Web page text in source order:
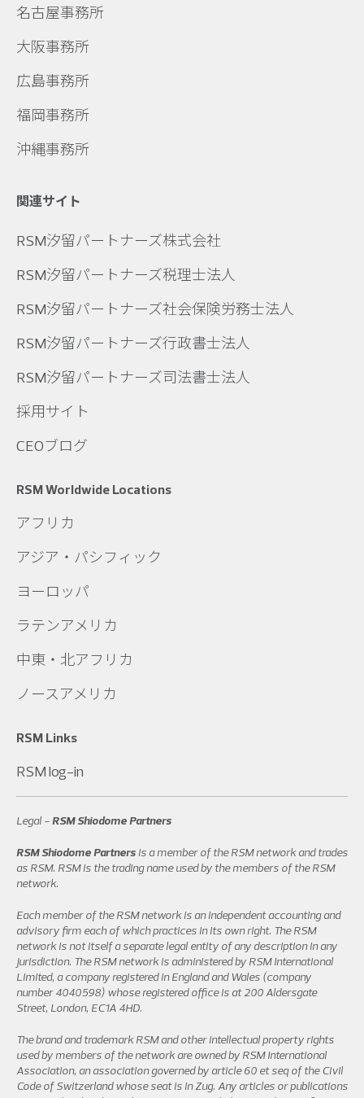
名古屋事務所
大阪事務所
広島事務所
福岡事務所
沖縄事務所
関連サイト
RSM汐留パートナーズ株式会社
RSM汐留パートナーズ税理士法人
RSM汐留パートナーズ社会保険労務士法人
RSM汐留パートナーズ行政書士法人
RSM汐留パートナーズ司法書士法人
採用サイト
CEOブログ
RSM Worldwide Locations
アフリカ
アジア・パシフィック
ヨーロッパ
ラテンアメリカ
中東・北アフリカ
ノースアメリカ
RSM Links
RSM log-in
Legal -RSM Shiodome Partners
RSM Shiodome Partners is a member of the RSM network and trades
as RSM. RSM is the trading name used by the members of the RSM
network.
Each member of the RSM network is an independent accounting and
advisory firm each of which practices in its own right. The RSM
network is not itself a separate legal entity of any description in any
jurisdiction. The RSM network is administered by RSM International
Limited, a company registered in England and Wales (company
number 4040598) whose registered office is at 200 Aldersgate
Street, London, EC1A 4HD.
The brand and trademark RSM and other intellectual property rights
used by members of the network are owned by RSM International
Association, an association governed by article 60 et seq of the Civil
Code of Switzerland whose seat is in Zug. Any articles or publications